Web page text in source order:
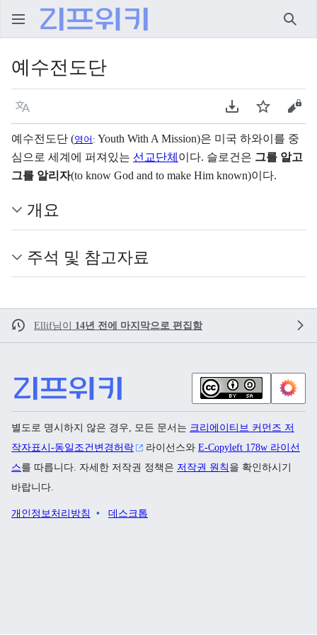
검색
예수전도단
언어 PDF 다운로드
주시 원
예수전도단 (영어 : Youth With A Mission)은 미국 하와이를 중
심으로 세계에 퍼져있는 선교단체 이다. 슬로건은 그를 알고
그를 알리자(to know God and to make Him known)이다.
개요
주석 및 참고자료
Ellif님이 14년 전에 마지막으로 편집함
별도로 명시하지 않은 경우, 모든 문서는 크리에이티브 커먼즈 저
작자표시-동일조건변경허락
라이선스와 E-Copyleft 178w 라이선
스를 따릅니다. 자세한 저작권 정책은 저작권 원칙 을 확인하시기
바랍니다.
개인정보처리방침 데스크톱